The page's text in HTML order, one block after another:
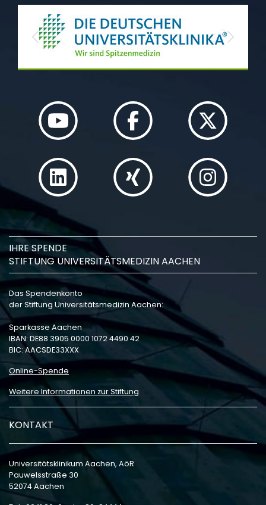
Previous Next
IHRE SPENDE
STIFTUNG UNIVERSITÄTSMEDIZIN AACHEN
Das Spendenkonto
der Stiftung Universitätsmedizin Aachen:
Sparkasse Aachen
IBAN: DE88 3905 0000 1072 4490 42
BIC: AACSDE33XXX
Online-Spende
Weitere Informationen zur Stiftung
KONTAKT
Universitätsklinikum Aachen, AöR
Pauwelsstraße 30
52074 Aachen